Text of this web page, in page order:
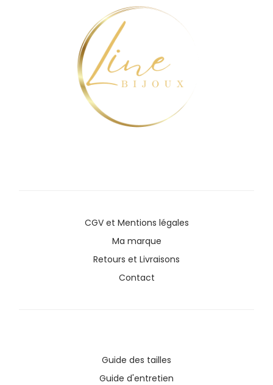
CGVet Mentions légales
Ma marque
Retours et Livraisons
Contact
Guide des tailles
Guide d'entretien